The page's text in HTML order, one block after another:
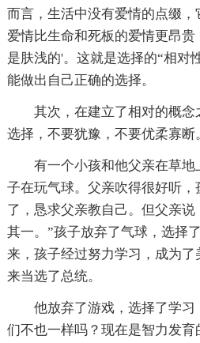
而言，生活中没有爱情的点缀
爱情比生命和死板的爱情更昂
是肤浅的'。这就是选择的“相对
能做出自己正确的选择。
其次，在建立了相对的概
选择，不要犹豫，不要优柔寡断
有一个小孩和他父亲在草
子在玩气球。父亲吹得很好听
了，恳求父亲教自己。但父亲
其一。”孩子放弃了气球，选择
来，孩子经过努力学习，成为
来当选了总统。
他放弃了游戏，选择了学
们不也一样吗？现在是智力发